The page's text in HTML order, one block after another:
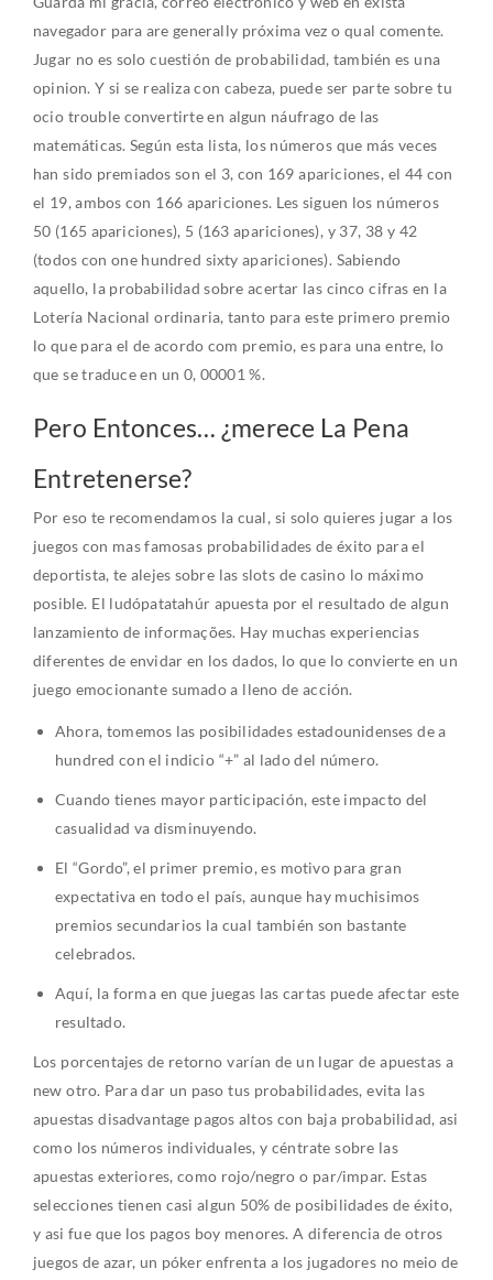
navegador para are generally próxima vez o qual comente.
Jugar no es solo cuestión de probabilidad, también es una
opinion. Y si se realiza con cabeza, puede ser parte sobre tu
ocio trouble convertirte en algun náufrago de las
matemáticas. Según esta lista, los números que más veces
han sido premiados son el 3, con 169 apariciones, el 44 con
el 19, ambos con 166 apariciones. Les siguen los números
50 (165 apariciones), 5 (163 apariciones), y 37, 38 y 42
(todos con one hundred sixty apariciones). Sabiendo
aquello, la probabilidad sobre acertar las cinco cifras en la
Lotería Nacional ordinaria, tanto para este primero premio
lo que para el de acordo com premio, es para una entre, lo
que se traduce en un 0, 00001 %.
Pero Entonces… ¿merece La Pena
Entretenerse?
Por eso te recomendamos la cual, si solo quieres jugar a los
juegos con mas famosas probabilidades de éxito para el
deportista, te alejes sobre las slots de casino lo máximo
posible. El ludópatatahúr apuesta por el resultado de algun
lanzamiento de informações. Hay muchas experiencias
diferentes de envidar en los dados, lo que lo convierte en un
juego emocionante sumado a lleno de acción.
Ahora, tomemos las posibilidades estadounidenses de a
hundred con el indicio “+” al lado del número.
Cuando tienes mayor participación, este impacto del
casualidad va disminuyendo.
El “Gordo”, el primer premio, es motivo para gran
expectativa en todo el país, aunque hay muchisimos
premios secundarios la cual también son bastante
celebrados.
Aquí, la forma en que juegas las cartas puede afectar este
resultado.
Los porcentajes de retorno varían de un lugar de apuestas a
new otro. Para dar un paso tus probabilidades, evita las
apuestas disadvantage pagos altos con baja probabilidad, asi
como los números individuales, y céntrate sobre las
apuestas exteriores, como rojo/negro o par/impar. Estas
selecciones tienen casi algun 50% de posibilidades de éxito,
y asi fue que los pagos boy menores. A diferencia de otros
juegos de azar, un póker enfrenta a los jugadores no meio de